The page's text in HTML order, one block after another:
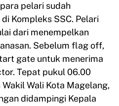
pelari sudah
Kompleks SSC. Pelari
dari menempelkan
Sebelum flag off,
gate untuk menerima
Tepat pukul 06.00
Wali Kota Magelang,
didampingi Kepala